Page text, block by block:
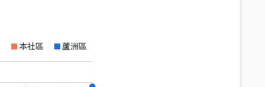
本社區 蘆洲區